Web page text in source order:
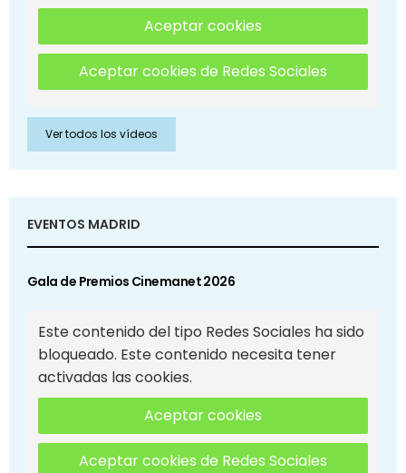
Aceptar cookies
Aceptar cookies de Redes Sociales
Ver todos los vídeos
EVENTOS MADRID
Gala de Premios Cinemanet 2026
Este contenido del tipo Redes Sociales ha sido
bloqueado. Este contenido necesita tener
activadas las cookies.
Aceptar cookies
Aceptar cookies de Redes Sociales